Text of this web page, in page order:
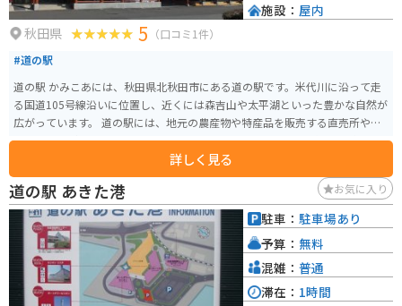
秋田県 5 （口コミ1件）
#道の駅
道の駅 かみこあには、秋田県北秋田市にある道の駅です。米代川に沿って走
る国道105号線沿いに位置し、近くには森吉山や太平湖といった豊かな自然が
広がっています。 道の駅には、地元の農産物や特産品を販売する直売所や、
レストランがあります。レストランでは、地元でとれた山菜を使った料理
や、秋田名物のきりたんぽなどが味わえます。また、軽食コーナーでは、ソ
フトクリームや焼きそばなども販売しています。バイクで訪れた際には、駐
車場も広々としているので安心です。 道の駅 かみこあには、自然に囲まれた
静かな環境で、地元の美味しいものを楽しめる場所です。ドライブやツーリ
ングの休憩に、ぜひ立ち寄ってみてください。
詳しく見る
施設： 屋内
道の駅 あきた港 お気に入り
駐車： 駐車場あり
予算： 無料
混雑： 普通
滞在： 1時間